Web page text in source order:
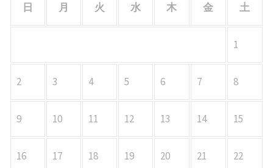
日
月 火 水 木 金 土
1
2 3 4 5 6 7 8
9 10 11 12 13 14 15
16 17 18 19 20 21 22